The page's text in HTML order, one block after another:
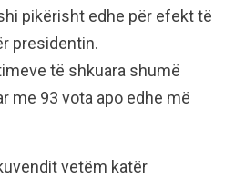
pikërisht edhe për efekt të
presidentin.
të shkuara shumë
me 93 vota apo edhe më
vetëm katër